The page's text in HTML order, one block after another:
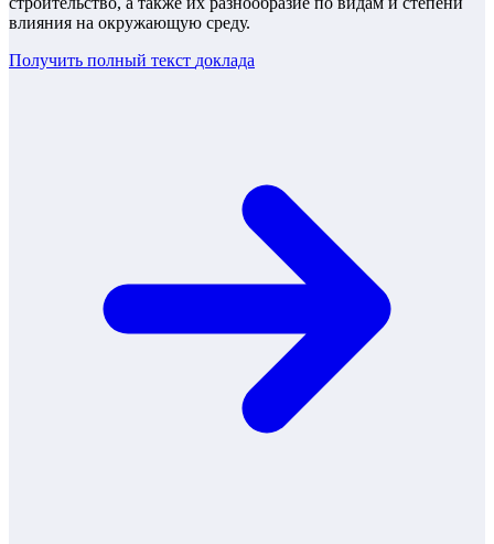
влияния на окружающую среду.
Получить полный текст доклада